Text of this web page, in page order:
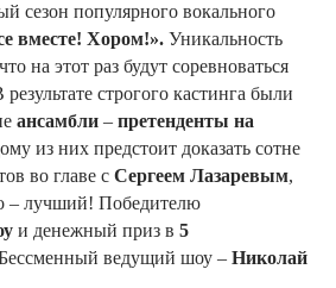
сезон популярного вокального
вместе! Хором!». Уникальность
на этот раз будут соревноваться
строгого кастинга были
ансамбли – претенденты на
из них предстоит доказать сотне
во главе с Сергеем Лазаревым,
– лучший! Победителю
и денежный приз в 5
ведущий шоу – Николай